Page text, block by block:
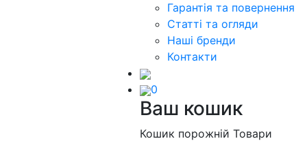
Гарантія та повернення
Статті та огляди
Наші бренди
Контакти
0
Ваш кошик
Кошик порожнійТовари